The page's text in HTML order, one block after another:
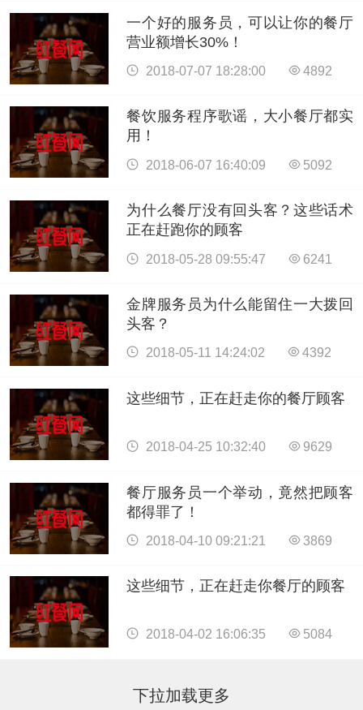
一个好的服务员，可以让你的餐厅
营业额增长30%！
2018-07-07 18:28:00 4892
餐饮服务程序歌谣，大小餐厅都实
用！
2018-06-07 16:40:09 5092
为什么餐厅没有回头客？这些话术
正在赶跑你的顾客
2018-05-28 09:55:47 6241
金牌服务员为什么能留住一大拨回
头客？
2018-05-11 14:24:02 4392
这些细节，正在赶走你的餐厅顾客
2018-04-25 10:32:40 9629
餐厅服务员一个举动，竟然把顾客
都得罪了！
2018-04-10 09:21:21 3869
这些细节，正在赶走你餐厅的顾客
2018-04-02 16:06:35 5084
下拉加载更多